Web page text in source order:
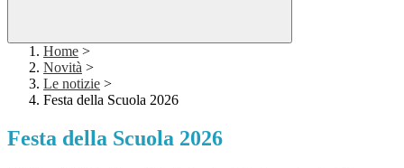
Home >
Novità >
Le notizie >
Festa della Scuola 2026
Festa della Scuola 2026